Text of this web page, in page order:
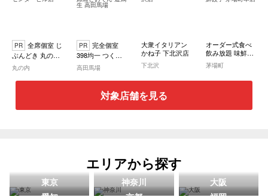
PR 全席個室 じ
ぶんどき 丸の内
センタービル店
丸の内
PR 完全個室
398均一 つくね
と天婦羅とおで
ん 遊鶏生 高田馬
場
高田馬場
大衆イタリアン
かね子 下北沢店
下北沢
オーダー式食べ
飲み放題 味鮮餃
子 茅場町本店
茅場町
対象店舗を見る
エリアから探す
東京 神奈川
大阪